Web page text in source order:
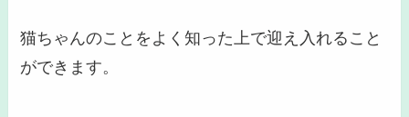
猫ちゃんのことをよく知った上で迎え入れる こと
ができます。